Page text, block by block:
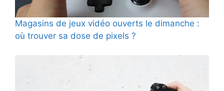
Magasins de jeux vidéo ouverts le dimanche :
où trouver sa dose de pixels ?